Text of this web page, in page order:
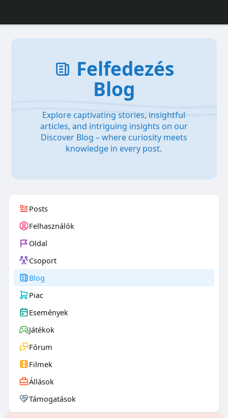
Felfedezés
Blog
Explore captivating stories, insightful
articles, and intriguing insights on our
Discover Blog – where curiosity meets
knowledge in every post.
Posts
Felhasználók
Oldal
Csoport
Blog
Piac
Események
Játékok
Fórum
Filmek
Állások
Támogatások